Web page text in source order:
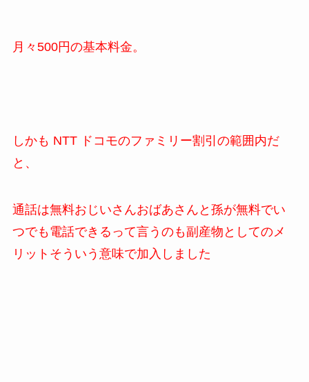
月々500円の基本料金。
しかも NTT ドコモのファミリー割引の範囲内だ
と、
通話は無料おじいさんおばあさんと孫が無料でい
つでも電話できるって言うのも副産物としてのメ
リットそういう意味で加入しました